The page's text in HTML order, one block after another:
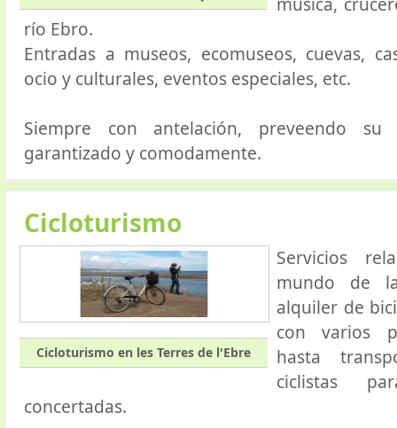
río Ebro.
Entradas a museos, ecomuseos, cuevas,
ocio y culturales, eventos especiales, etc.
Siempre con antelación, preveendo
garantizado y comodamente.
Cicloturismo
Cicloturismo en les Terres de l'Ebre
Servicios
mundo de
alquiler de
con varios
hasta
ciclistas
concertadas.